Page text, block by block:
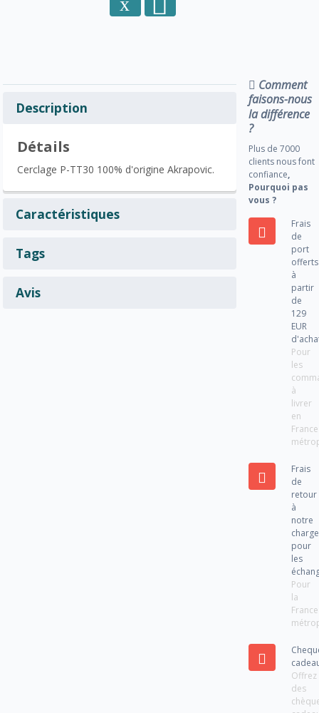
Description
Détails
Cerclage P-TT30 100% d'origine Akrapovic.
Caractéristiques
Tags
Avis
Comment
faisons-nous
la différence
?
Plus de 7000
clients nous font
confiance,
Pourquoi pas
vous ?
Frais
de
port
offerts
à
partir
de
129
EUR
Pour
les
à
livrer
en
France
Frais
de
retour
à
notre
charge
pour
les
Pour
la
France
Offrez
des